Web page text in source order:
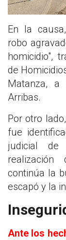
En la
robo
homicidio",
de
Matanza, a
Arribas.
Por otro
fue
judicial
continúa la
escapó y la
Ante los